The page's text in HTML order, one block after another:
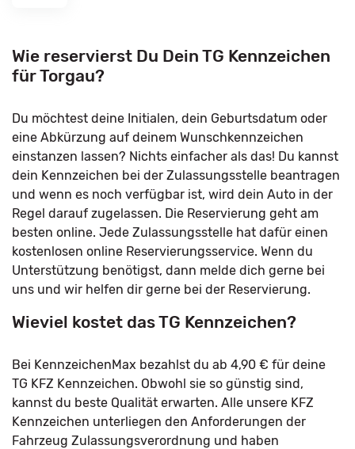
Wie reservierst Du Dein TG Kennzeichen
für Torgau?
Du möchtest deine Initialen, dein Geburtsdatum oder
eine Abkürzung auf deinem Wunschkennzeichen
einstanzen lassen? Nichts einfacher als das! Du kannst
dein Kennzeichen bei der Zulassungsstelle beantragen
und wenn es noch verfügbar ist, wird dein Auto in der
Regel darauf zugelassen. Die Reservierung geht am
besten online. Jede Zulassungsstelle hat dafür einen
kostenlosen online Reservierungsservice. Wenn du
Unterstützung benötigst, dann melde dich gerne bei
uns und wir helfen dir gerne bei der Reservierung.
Wieviel kostet das TG Kennzeichen?
Bei KennzeichenMax bezahlst du ab 4,90 € für deine
TG KFZ Kennzeichen. Obwohl sie so günstig sind,
kannst du beste Qualität erwarten. Alle unsere KFZ
Kennzeichen unterliegen den Anforderungen der
Fahrzeug Zulassungsverordnung und haben